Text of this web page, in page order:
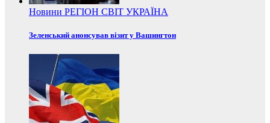
Новини РЕГІОН СВІТ УКРАЇНА
Зеленський анонсував візит у Вашингтон